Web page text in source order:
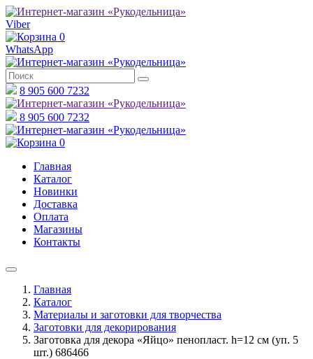
Viber
0
WhatsApp
8 905 600 7232
8 905 600 7232
0
Главная
Каталог
Новинки
Доставка
Оплата
Магазины
Контакты
Главная
Каталог
Материалы и заготовки для творчества
Заготовки для декорирования
Заготовка для декора «Яйцо» пенопласт. h=12 см (уп. 5
шт.) 686466